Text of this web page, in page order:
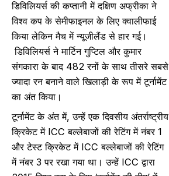
डिविलियर्स की कप्तानी में दक्षिण अफ्रीका ने
विश्व कप के सेमीफाइनल के लिए क्वालीफाई
किया लेकिन मैच में न्यूजीलैंड से हार गई।
डिविलियर्स ने मार्टिन गुप्टिल और कुमार
संगकारा के बाद 482 रनों के साथ तीसरे सबसे
ज्यादा रन बनाने वाले खिलाड़ी के रूप में टूर्नामेंट
का अंत किया।
टूर्नामेंट के अंत में, उन्हें एक दिवसीय अंतर्राष्ट्रीय
क्रिकेट में ICC बल्लेबाजों की रेटिंग में नंबर 1
और टेस्ट क्रिकेट में ICC बल्लेबाजों की रेटिंग
में नंबर 3 पर रखा गया था। उन्हें ICC द्वारा